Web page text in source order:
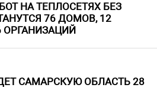
НА ТЕПЛОСЕТЯХ БЕЗ
76 ДОМОВ, 12
ОРГАНИЗАЦИЙ
САМАРСКУЮ ОБЛАСТЬ 28